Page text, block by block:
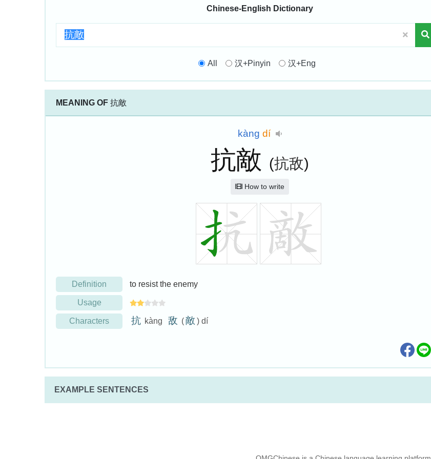
Chinese-English Dictionary
All 汉+Pinyin 汉+Eng
MEANING OF 抗敵
kàng dí
抗敵 (抗敌)
How to write
Definition to resist the enemy
Usage
Characters 抗 kàng 敌 (敵 ) dí
EXAMPLE SENTENCES